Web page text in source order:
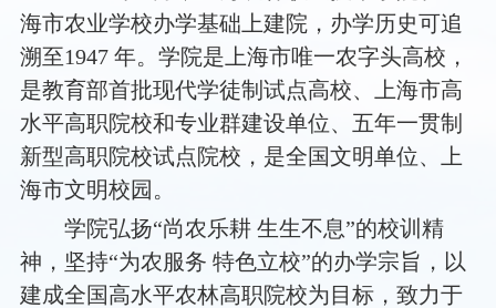
海市农业学校办学基础上建院，办学历史可追
溯至1947 年。学院是上海市唯一农字头高校，
是教育部首批现代学徒制试点高校、上海市高
水平高职院校和专业群建设单位、五年一贯制
新型高职院校试点院校，是全国文明单位、上
海市文明校园。
学院弘扬“尚农乐耕 生生不息”的校训精
神，坚持“为农服务 特色立校”的办学宗旨，以
建成全国高水平农林高职院校为目标，致力于